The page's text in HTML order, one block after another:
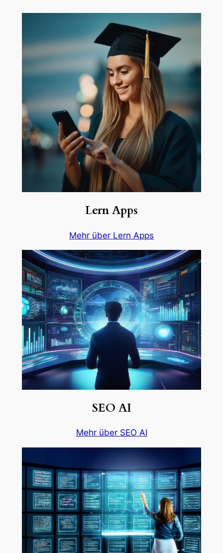
Lern Apps
Mehr über Lern Apps
SEO AI
Mehr über SEO AI